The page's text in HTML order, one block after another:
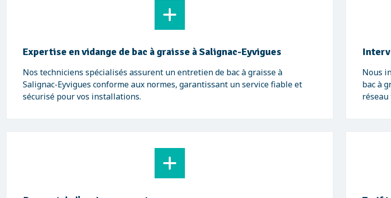
Expertise en vidange de bac à graisse à Salignac-Eyvigues
Nos techniciens spécialisés assurent un entretien de bac à graisse à
Salignac-Eyvigues conforme aux normes, garantissant un service fiable et
sécurisé pour vos installations.
Nous
bac à